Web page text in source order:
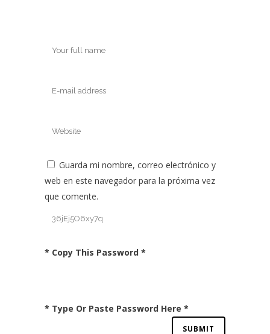
Guarda mi nombre, correo electrónico y
web en este navegador para la próxima vez
que comente.
* Copy This Password *
* Type Or Paste Password Here *